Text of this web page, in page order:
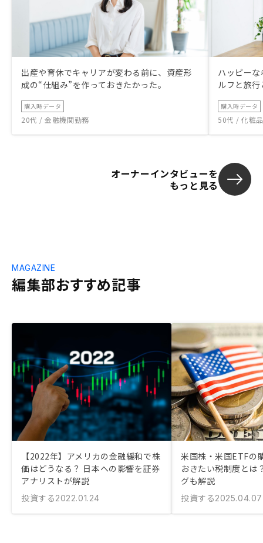
出産や育休でキャリアが変わる前に、資産形
成の“仕組み”を作っておきたかった。
購入時データ
20代 / 金融機関勤務
ハッピー
ルフと旅
購入時データ
50代 / 化粧
オーナーインタビューを
もっと見る
編集部おすすめ記事
MAGAZINE
【2022年】アメリカの金融緩和で株
価はどうなる？ 日本への影響を証券
アナリストが解説
投資する2022.01.24
米国株・米国ETFの
おきたい税制度とは
グも解説
投資する2025.04.07